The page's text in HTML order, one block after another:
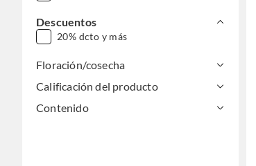
Descuentos
20% dcto y más
Floración/cosecha
Calificación del producto
Contenido